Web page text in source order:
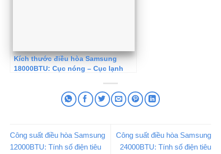
Kích thước điều hòa Samsung
18000BTU: Cục nóng – Cục lạnh
Công suất điều hòa Samsung
12000BTU: Tính số điện tiêu
Công suất điều hòa Samsung
24000BTU: Tính số điện tiêu